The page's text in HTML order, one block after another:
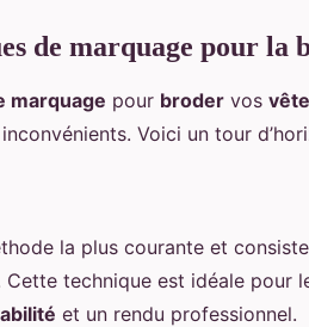
de marquage pour la
marquage pour broder vos
Voici un tour
la plus courante et
Cette technique est idéale pour
et un rendu professionnel.